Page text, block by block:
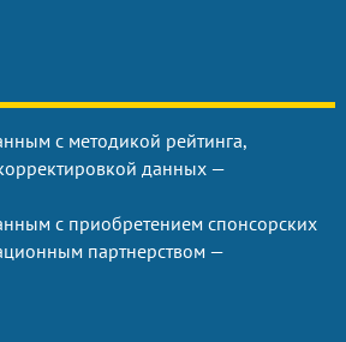
с методикой рейтинга,
данных —
с приобретением спонсорских
партнерством —